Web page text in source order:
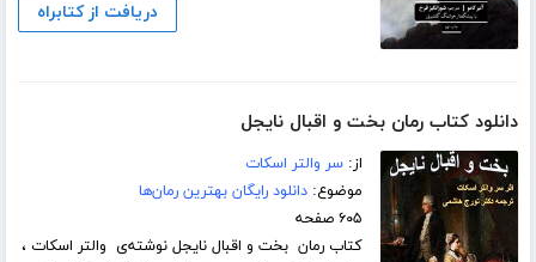
دریافت از کتابراه
دانلود کتاب رمان بخت و اقبال نایجل
از:سر والتر اسکات
موضوع:دانلود رایگان بهترین رمان‌ها
۶۰۵ صفحه
کتاب رمان بخت و اقبال نایجل نوشته‌ی والتر اسکات ،